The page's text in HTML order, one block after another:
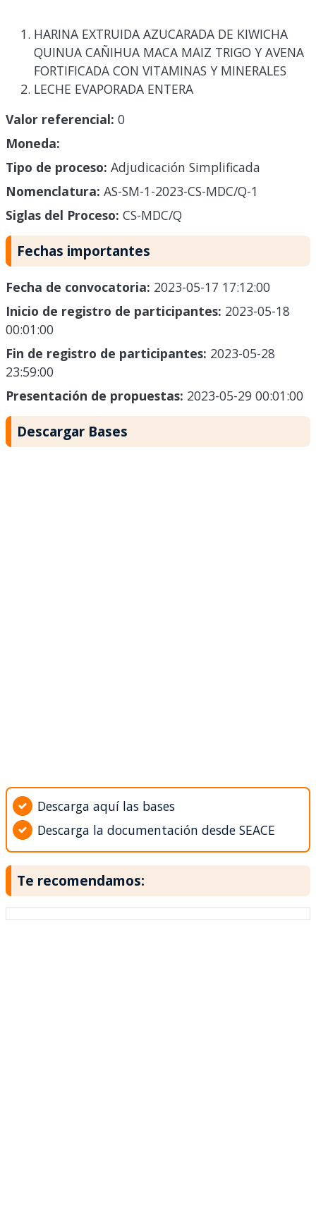
HARINA EXTRUIDA AZUCARADA DE KIWICHA
QUINUA CAÑIHUA MACA MAIZ TRIGO Y AVENA
FORTIFICADA CON VITAMINAS Y MINERALES
LECHE EVAPORADA ENTERA
Valor referencial: 0
Moneda:
Tipo de proceso: Adjudicación Simplificada
Nomenclatura: AS-SM-1-2023-CS-MDC/Q-1
Siglas del Proceso: CS-MDC/Q
Fechas importantes
Fecha de convocatoria: 2023-05-17 17:12:00
Inicio de registro de participantes: 2023-05-18
00:01:00
Fin de registro de participantes: 2023-05-28
23:59:00
Presentación de propuestas: 2023-05-29 00:01:00
Descargar Bases
Descarga aquí las bases
Descarga la documentación desde SEACE
Te recomendamos: